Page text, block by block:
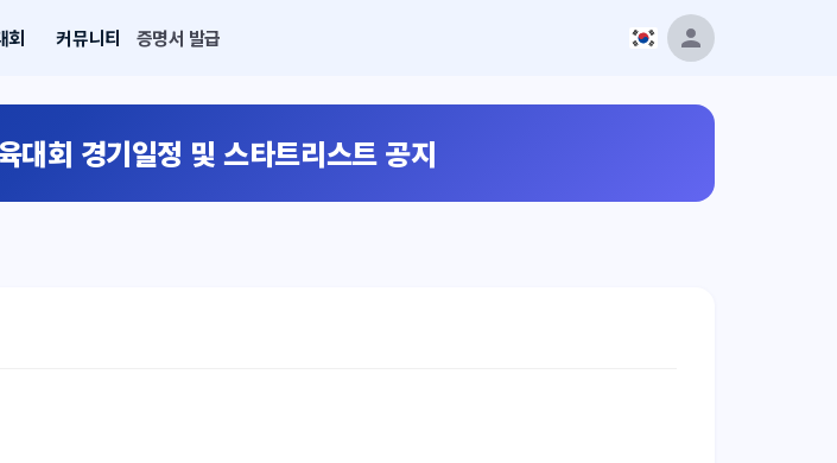
회 커뮤니티 증명서 발급
회 경기일정 및 스타트리스트 공지